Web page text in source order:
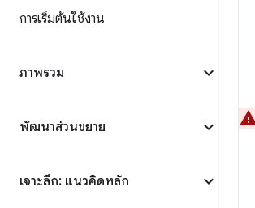
การเริ่มต้นใช้งาน
ภาพรวม
พัฒนาส่วนขยาย
เจาะลึก: แนวคิดหลัก